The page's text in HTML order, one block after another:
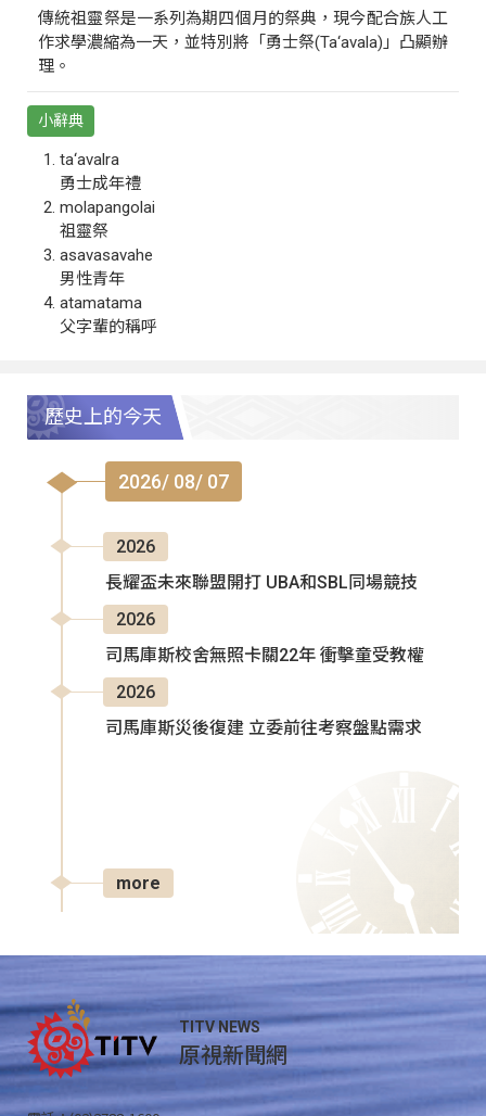
傳統祖靈祭是一系列為期四個月的祭典，現今配合族人工
作求學濃縮為一天，並特別將「勇士祭(Ta‘avala)」凸顯辦
理。
小辭典
ta‘avalra
勇士成年禮
molapangolai
祖靈祭
asavasavahe
男性青年
atamatama
父字輩的稱呼
歷史上的今天
2026/ 08/ 07
2026
長耀盃未來聯盟開打 UBA和SBL同場競技
2026
司馬庫斯校舍無照卡關22年 衝擊童受教權
2026
司馬庫斯災後復建 立委前往考察盤點需求
more
TITV NEWS
原視新聞網